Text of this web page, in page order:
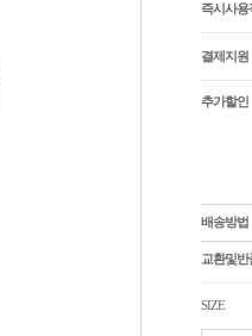
즉시사용
결제지원
추가할인
배송방법
교환및반
SIZE